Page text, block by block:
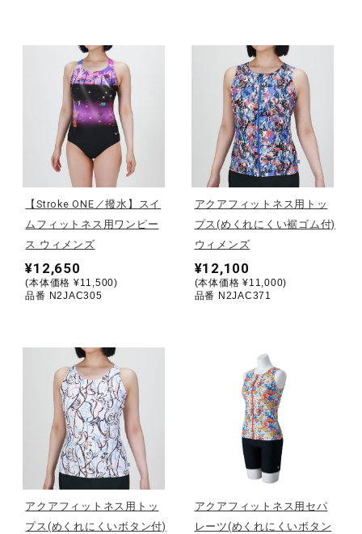
バレーボール
テニス／ソフトテニス
バドミントン
陸上競技
卓球
柔道
ウィンタースポーツ
ワーキング
【Stroke ONE／撥水】スイ
ムフィットネス用ワンピー
ス ウィメンズ
¥12,650
(本体価格 ¥11,500)
品番 N2JAC305
アクアフィットネス用トッ
プス(めくれにくい裾ゴム付)
ウィメンズ
¥12,100
(本体価格 ¥11,000)
品番 N2JAC371
アクアフィットネス用トッ
プス(めくれにくいボタン付)
アクアフィットネス用セパ
レーツ(めくれにくいボタン